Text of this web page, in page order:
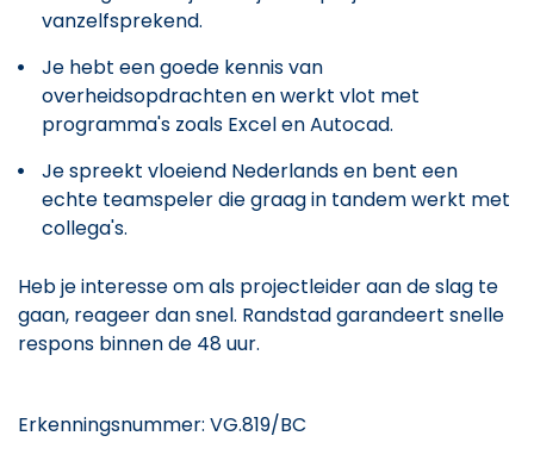
vanzelfsprekend.
Je hebt een goede kennis van
overheidsopdrachten en werkt vlot met
programma's zoals Excel en Autocad.
Je spreekt vloeiend Nederlands en bent een
echte teamspeler die graag in tandem werkt met
collega's.
Heb je interesse om als projectleider aan de slag te
gaan, reageer dan snel. Randstad garandeert snelle
respons binnen de 48 uur.
Erkenningsnummer: VG.819/BC